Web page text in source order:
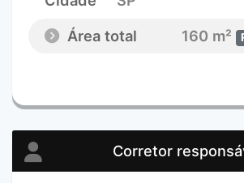
Área total
160 m²
Corretor